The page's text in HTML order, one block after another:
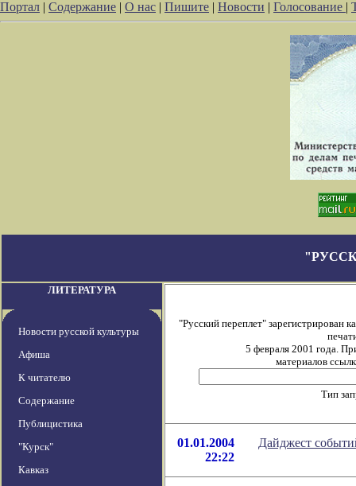
Портал | Содержание | О нас | Пишите | Новости | Голосование |
ЛИТЕРАТУРА
Новости русской культуры
Афиша
К читателю
Содержание
Публицистика
"Курск"
Кавказ
"Русский переплет" зарегистрирован
5 февраля 2001 года.
материалов
Тип
01.01.2004
22:22
Дайджест